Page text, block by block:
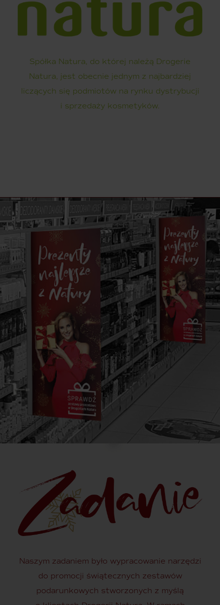
Spółka Natura, do której należą Drogerie
Natura, jest obecnie jednym z najbardziej
liczących się podmiotów na rynku dystrybucji
i sprzedaży kosmetyków.
Naszym zadaniem było wypracowanie narzędzi
do promocji świątecznych zestawów
podarunkowych stworzonych z myślą